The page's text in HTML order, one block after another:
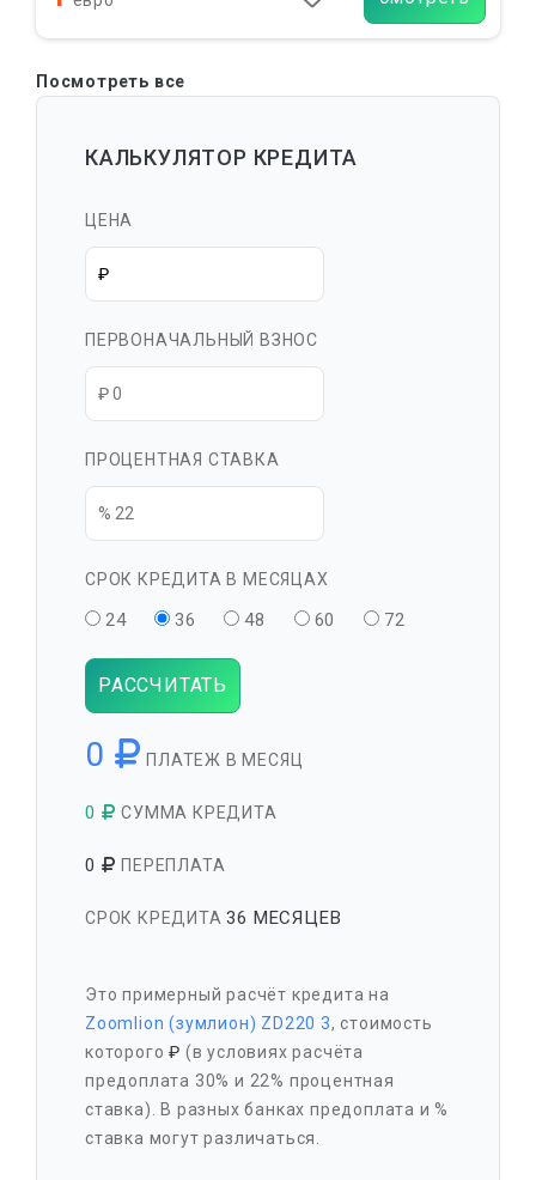
Посмотреть все
КАЛЬКУЛЯТОР КРЕДИТА
ЦЕНА
ПЕРВОНАЧАЛЬНЫЙ ВЗНОС
ПРОЦЕНТНАЯ СТАВКА
СРОК КРЕДИТА В МЕСЯЦАХ
24 36 48 60 72
РАССЧИТАТЬ
0 ПЛАТЕЖ В МЕСЯЦ
0 СУММА КРЕДИТА
0 ПЕРЕПЛАТА
СРОК КРЕДИТА36 МЕСЯЦЕВ
Это примерный расчёт кредита на
Zoomlion (зумлион) ZD220 3, стоимость
которого₽ (в условиях расчёта
предоплата 30% и 22% процентная
ставка). В разных банках предоплата и %
ставка могут различаться.